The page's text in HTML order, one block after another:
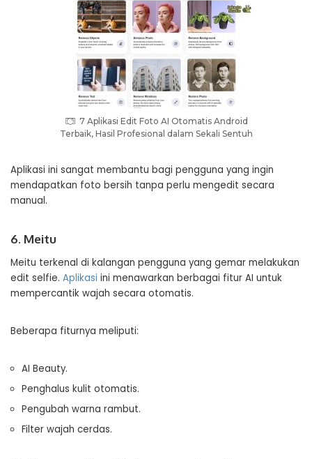
7 Aplikasi Edit Foto AI Otomatis Android
Terbaik, Hasil Profesional dalam Sekali Sentuh
Aplikasi ini sangat membantu bagi pengguna yang ingin
mendapatkan foto bersih tanpa perlu mengedit secara
manual.
6. Meitu
Meitu terkenal di kalangan pengguna yang gemar melakukan
edit selfie. Aplikasi ini menawarkan berbagai fitur AI untuk
mempercantik wajah secara otomatis.
Beberapa fiturnya meliputi:
AI Beauty.
Penghalus kulit otomatis.
Pengubah warna rambut.
Filter wajah cerdas.